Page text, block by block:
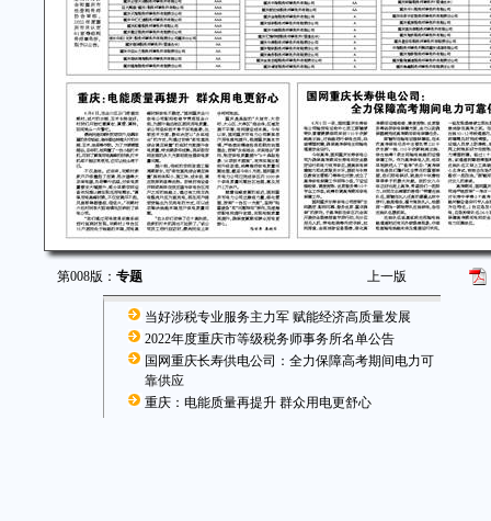
第008版： 专题 上一版
当好涉税专业服务主力军 赋能经济高质量发展
2022年度重庆市等级税务师事务所名单公告
国网重庆长寿供电公司：全力保障高考期间电力可
靠供应
重庆：电能质量再提升 群众用电更舒心